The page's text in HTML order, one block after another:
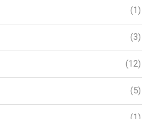
(1)
(3)
(12)
(5)